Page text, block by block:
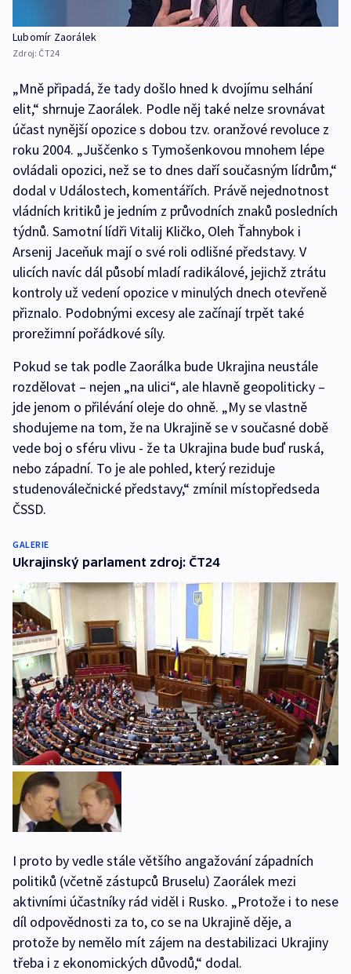
Lubomír Zaorálek
Zdroj: ČT24
„Mně připadá, že tady došlo hned k dvojímu selhání
elit,“ shrnuje Zaorálek. Podle něj také nelze srovnávat
účast nynější opozice s dobou tzv. oranžové revoluce z
roku 2004. „Juščenko s Tymošenkovou mnohem lépe
ovládali opozici, než se to dnes daří současným lídrům,“
dodal v Událostech, komentářích. Právě nejednotnost
vládních kritiků je jedním z průvodních znaků posledních
týdnů. Samotní lídři Vitalij Kličko, Oleh Ťahnybok i
Arsenij Jaceňuk mají o své roli odlišné představy. V
ulicích navíc dál působí mladí radikálové, jejichž ztrátu
kontroly už vedení opozice v minulých dnech otevřeně
přiznalo. Podobnými excesy ale začínají trpět také
prorežimní pořádkové síly.
Pokud se tak podle Zaorálka bude Ukrajina neustále
rozdělovat – nejen „na ulici“, ale hlavně geopoliticky –
jde jenom o přilévání oleje do ohně. „My se vlastně
shodujeme na tom, že na Ukrajině se v současné době
vede boj o sféru vlivu - že ta Ukrajina bude buď ruská,
nebo západní. To je ale pohled, který reziduje
studenoválečnické představy,“ zmínil místopředseda
ČSSD.
GALERIE
Ukrajinský parlament zdroj: ČT24
I proto by vedle stále většího angažování západních
politiků (včetně zástupců Bruselu) Zaorálek mezi
aktivními účastníky rád viděl i Rusko. „Protože i to nese
díl odpovědnosti za to, co se na Ukrajině děje, a
protože by nemělo mít zájem na destabilizaci Ukrajiny
třeba i z ekonomických důvodů,“ dodal.